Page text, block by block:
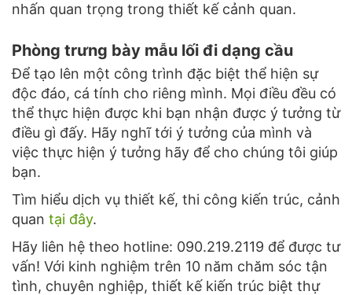
nhấn quan trọng trong thiết kế cảnh quan.
Phòng trưng bày mẫu lối đi dạng cầu
Để tạo lên một công trình đặc biệt thể hiện sự
độc đáo, cá tính cho riêng mình. Mọi điều đều có
thể thực hiện được khi bạn nhận được ý tưởng từ
điều gì đấy. Hãy nghĩ tới ý tưởng của mình và
việc thực hiện ý tưởng hãy để cho chúng tôi giúp
bạn.
Tìm hiểu dịch vụ thiết kế, thi công kiến trúc, cảnh
quan tại đây.
Hãy liên hệ theo hotline: 090.219.2119 để được tư
vấn! Với kinh nghiệm trên 10 năm chăm sóc tận
tình, chuyên nghiệp, thiết kế kiến trúc biệt thự